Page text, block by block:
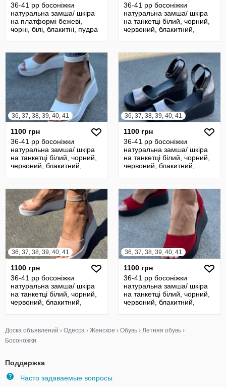
36-41 рр босоніжки
натуральна замша/ шкіра
на платформі бежеві,
чорні, білі, блакитні, пудра
36-41 рр босоніжки
натуральна замша/ шкіра
на танкетці білий, чорний,
червоний, блакитний,
36, 37, 38, 39, 40, 41
1100 грн
36-41 рр босоніжки
натуральна замша/ шкіра
на танкетці білий, чорний,
червоний, блакитний,
36, 37, 38, 39, 40, 41
1100 грн
36-41 рр босоніжки
натуральна замша/ шкіра
на танкетці білий, чорний,
червоний, блакитний,
36, 37, 38, 39, 40, 41
1100 грн
36-41 рр босоніжки
натуральна замша/ шкіра
на танкетці білий, чорний,
червоний, блакитний,
36, 37, 38, 39, 40, 41
1100 грн
36-41 рр босоніжки
натуральна замша/ шкіра
на танкетці білий, чорний,
червоний, блакитний,
Доска объявлений › Одесса › Женское › Обувь › Летняя обувь ›
Босоножки
Поддержка
Часто задаваемые вопросы